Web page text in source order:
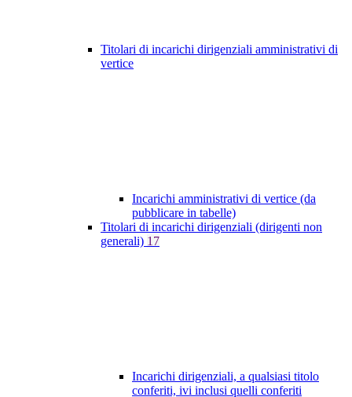
Titolari di incarichi dirigenziali amministrativi di
vertice
Incarichi amministrativi di vertice (da
pubblicare in tabelle)
Titolari di incarichi dirigenziali (dirigenti non
generali) 17
Incarichi dirigenziali, a qualsiasi titolo
conferiti, ivi inclusi quelli conferiti